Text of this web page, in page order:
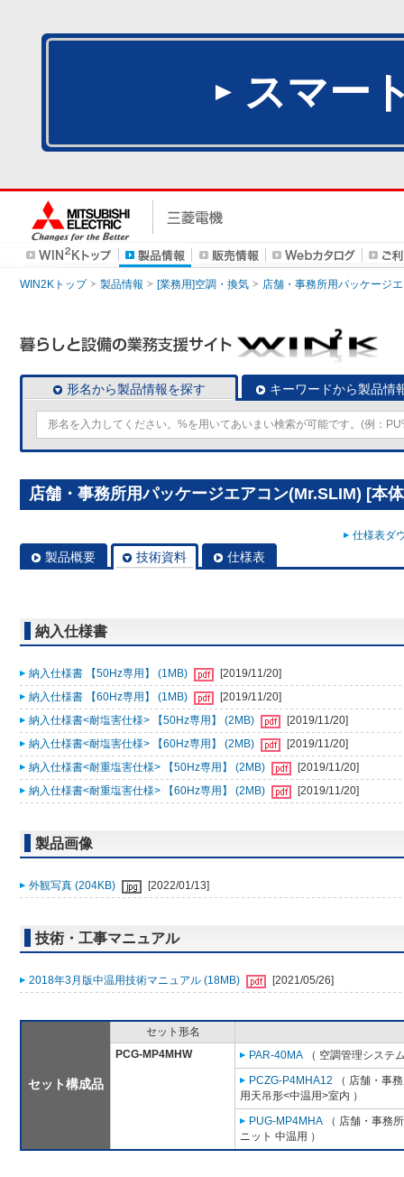
スマー
WIN2Kトップ 製品情報 [業務用]空調・換気 店舗・事務所用パッケージ
形名から製品情報を探す キーワードから製品情
店舗・事務所用パッケージエアコン(Mr.SLIM) [本
仕様表ダ
製品概要 技術資料 仕様表
納入仕様書
納入仕様書 【50Hz専用】 (1MB)
[2019/11/20]
納入仕様書 【60Hz専用】 (1MB)
[2019/11/20]
納入仕様書<耐塩害仕様> 【50Hz専用】 (2MB)
[2019/11/20]
納入仕様書<耐塩害仕様> 【60Hz専用】 (2MB)
[2019/11/20]
納入仕様書<耐重塩害仕様> 【50Hz専用】 (2MB)
[2019/11/20]
納入仕様書<耐重塩害仕様> 【60Hz専用】 (2MB)
[2019/11/20]
製品画像
外観写真 (204KB) [2022/01/13]
技術・工事マニュアル
2018年3月版中温用技術マニュアル (18MB) [2021/05/26]
セット構成品
セット形名
PCG-MP4MHW
PAR-40MA （ 空調管理システ
PCZG-P4MHA12 （ 店舗・事
用天吊形<中温用>室内 ）
PUG-MP4MHA （ 店舗・事務
ニット 中温用 ）